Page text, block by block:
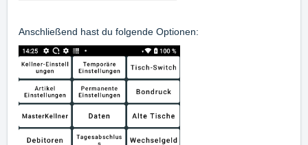
Anschließend hast du folgende Optionen: